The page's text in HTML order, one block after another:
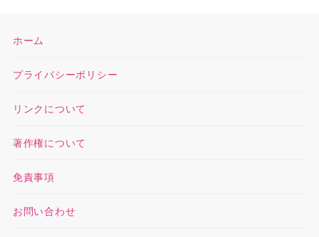
ホーム
プライバシーポリシー
リンクについて
著作権について
免責事項
お問い合わせ